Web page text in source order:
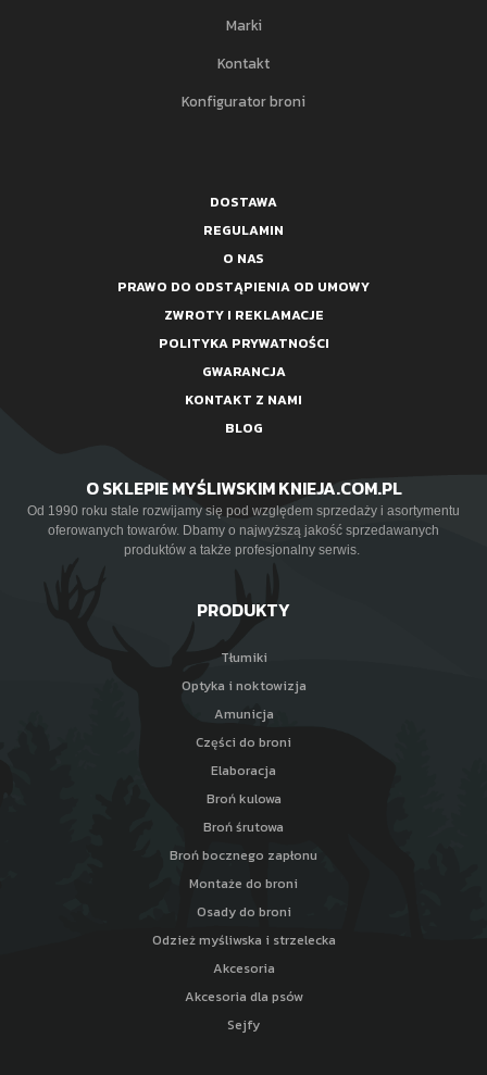
Marki
Kontakt
Konfigurator broni
DOSTAWA
REGULAMIN
O NAS
PRAWO DO ODSTĄPIENIA OD UMOWY
ZWROTY I REKLAMACJE
POLITYKA PRYWATNOŚCI
GWARANCJA
KONTAKT Z NAMI
BLOG
O SKLEPIE MYŚLIWSKIM KNIEJA.COM.PL
Od 1990 roku stale rozwijamy się pod względem sprzedaży i asortymentu
oferowanych towarów. Dbamy o najwyższą jakość sprzedawanych
produktów a także profesjonalny serwis.
PRODUKTY
Tłumiki
Optyka i noktowizja
Amunicja
Części do broni
Elaboracja
Broń kulowa
Broń śrutowa
Broń bocznego zapłonu
Montaże do broni
Osady do broni
Odzież myśliwska i strzelecka
Akcesoria
Akcesoria dla psów
Sejfy